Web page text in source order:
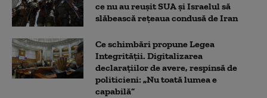
ce nu au reușit SUA și Israelul să
slăbească rețeaua condusă de Iran
Ce schimbări propune Legea
Integrității. Digitalizarea
declarațiilor de avere, respinsă de
politicieni: „Nu toată lumea e
capabilă”